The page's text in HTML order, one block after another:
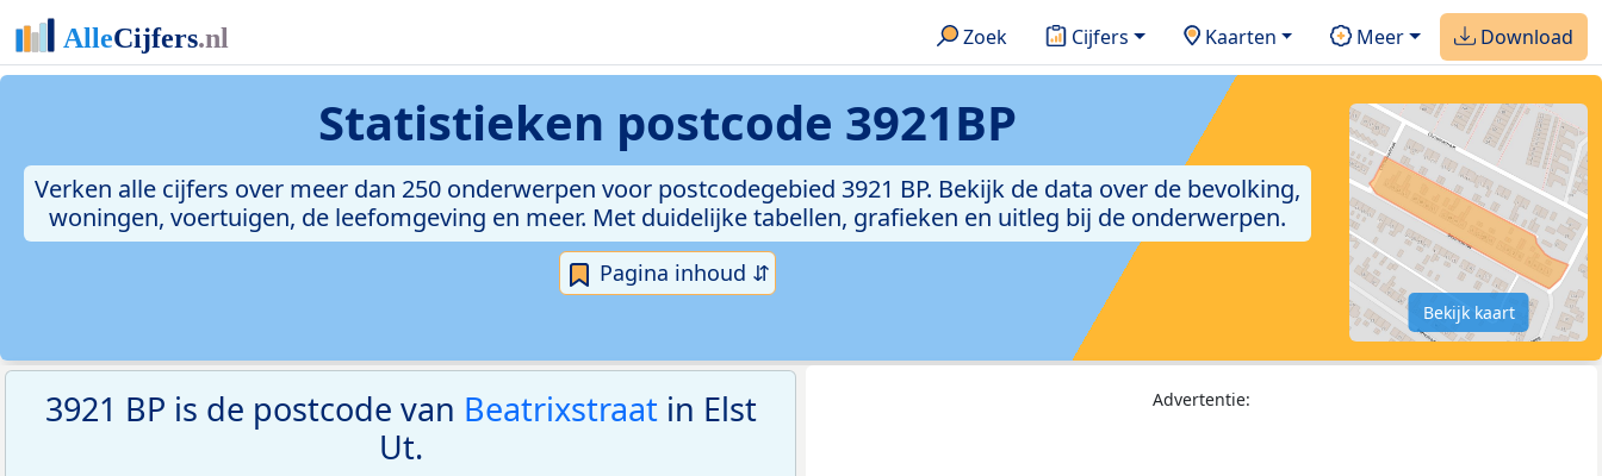
Zoek Cijfers Kaarten Meer Download
Statistieken postcode 3921BP
Verken alle cijfers over meer dan 250 onderwerpen voor postcodegebied 3921 BP. Bekijk de data over de bevolking,
woningen, voertuigen, de leefomgeving en meer. Met duidelijke tabellen, grafieken en uitleg bij de onderwerpen.
Pagina inhoud ⇵
Bekijk kaart
3921 BP is de postcode van Beatrixstraatin Elst
Ut.
Advertentie: